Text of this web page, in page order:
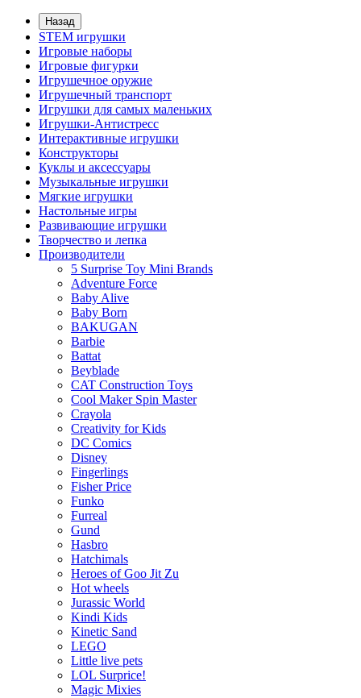
Назад
STEM игрушки
Игровые наборы
Игровые фигурки
Игрушечное оружие
Игрушечный транспорт
Игрушки для самых маленьких
Игрушки-Антистресс
Интерактивные игрушки
Конструкторы
Куклы и аксессуары
Музыкальные игрушки
Мягкие игрушки
Настольные игры
Развивающие игрушки
Творчество и лепка
Производители
5 Surprise Toy Mini Brands
Adventure Force
Baby Alive
Baby Born
BAKUGAN
Barbie
Battat
Beyblade
CAT Construction Toys
Cool Maker Spin Master
Crayola
Creativity for Kids
DC Comics
Disney
Fingerlings
Fisher Price
Funko
Furreal
Gund
Hasbro
Hatchimals
Heroes of Goo Jit Zu
Hot wheels
Jurassic World
Kindi Kids
Kinetic Sand
LEGO
Little live pets
LOL Surprice!
Magic Mixies